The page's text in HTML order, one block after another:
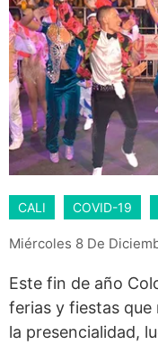
CALI COVID-19
Miércoles 8 De
Este fin de año
ferias y fiestas
la presencialidad,